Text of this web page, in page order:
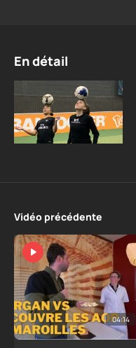
En détail
Vidéo précédente
04:14